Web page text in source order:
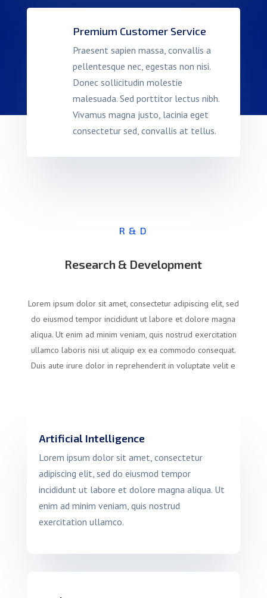
Premium Customer Service
Praesent sapien massa, convallis a
pellentesque nec, egestas non nisi.
Donec sollicitudin molestie
malesuada. Sed porttitor lectus nibh.
Vivamus magna justo, lacinia eget
consectetur sed, convallis at tellus.
R & D
Research & Development
Lorem ipsum dolor sit amet, consectetur adipiscing elit, sed
do eiusmod tempor incididunt ut labore et dolore magna
aliqua. Ut enim ad minim veniam, quis nostrud exercitation
ullamco laboris nisi ut aliquip ex ea commodo consequat.
Duis aute irure dolor in reprehenderit in voluptate velit e
Artificial Intelligence
Lorem ipsum dolor sit amet, consectetur
adipiscing elit, sed do eiusmod tempor
incididunt ut labore et dolore magna aliqua. Ut
enim ad minim veniam, quis nostrud
exercitation ullamco.